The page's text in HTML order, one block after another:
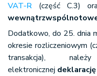
VAT-R (część C.3)
Dodatkowo, do 25. dnia
okresie rozliczeniowym
transakcja),
elektronicznej